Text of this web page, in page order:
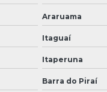
Araruama
Itaguaí
Itaperuna
Barra do Piraí